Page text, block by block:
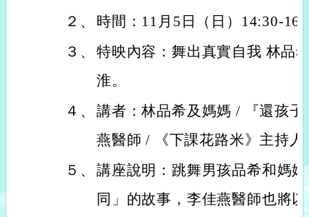
２、
時間：11月5日（日）14:30-
３、 特映內容：舞出真實自我 林品
淮。
４、 講者：林品希及媽媽 / 『還孩
燕醫師 / 《下課花路米》主持人
５、 講座說明：跳舞男孩品希和媽
同」的故事，李佳燕醫師也將